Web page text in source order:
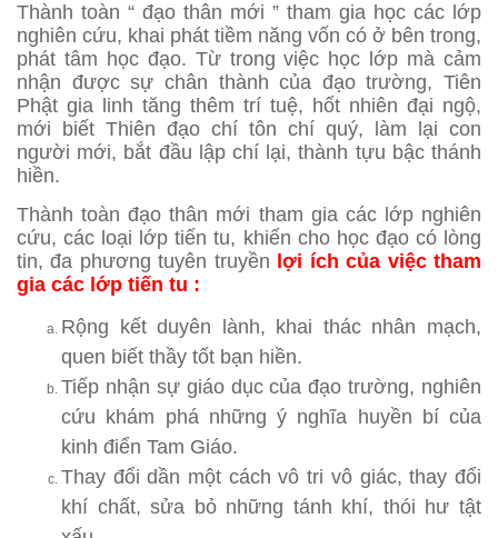
Thành toàn “ đạo thân mới ” tham gia học các lớp
nghiên cứu, khai phát tiềm năng vốn có ở bên trong,
phát tâm học đạo. Từ trong việc học lớp mà cảm
nhận được sự chân thành của đạo trường, Tiên
Phật gia linh tăng thêm trí tuệ, hốt nhiên đại ngộ,
mới biết Thiên đạo chí tôn chí quý, làm lại con
người mới, bắt đầu lập chí lại, thành tựu bậc thánh
hiền.
Thành toàn đạo thân mới tham gia các lớp nghiên
cứu, các loại lớp tiến tu, khiến cho học đạo có lòng
tin, đa phương tuyên truyền lợi ích của việc tham
gia các lớp tiến tu :
Rộng kết duyên lành, khai thác nhân mạch,
quen biết thầy tốt bạn hiền.
Tiếp nhận sự giáo dục của đạo trường, nghiên
cứu khám phá những ý nghĩa huyền bí của
kinh điển Tam Giáo.
Thay đổi dần một cách vô tri vô giác, thay đổi
khí chất, sửa bỏ những tánh khí, thói hư tật